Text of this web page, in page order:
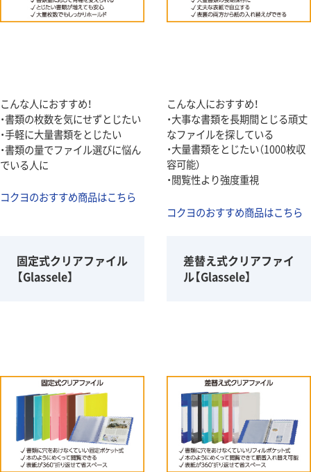
こんな人におすすめ！
・書類の枚数を気にせずとじたい
・手軽に大量書類をとじたい
・書類の量でファイル選びに悩ん
でいる人に
コクヨのおすすめ商品はこちら
こんな人におすすめ！
・大事な書類を長期間とじる頑丈
なファイルを探している
・大量書類をとじたい（1000枚収
容可能）
・閲覧性より強度重視
コクヨのおすすめ商品はこちら
固定式クリアファイル
【Glassele】
差替え式クリアファイ
ル【Glassele】